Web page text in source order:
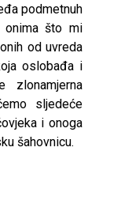
podmetnuh
onima što mi
od uvreda
oslobađa i
zlonamjerna
sljedeće
i onoga
šahovnicu.